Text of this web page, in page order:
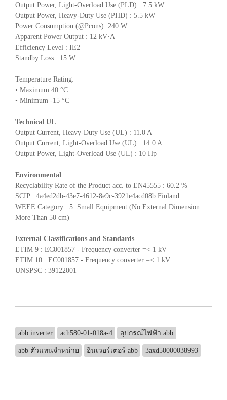
Output Power, Light-Overload Use (PLD) : 7.5 kW
Output Power, Heavy-Duty Use (PHD) : 5.5 kW
Power Consumption (@Pcons): 240 W
Apparent Power Output : 12 kV·A
Efficiency Level : IE2
Standby Loss : 15 W
Temperature Rating:
• Maximum 40 °C
• Minimum -15 °C
Technical UL
Output Current, Heavy-Duty Use (UL) : 11.0 A
Output Current, Light-Overload Use (UL) : 14.0 A
Output Power, Light-Overload Use (UL) : 10 Hp
Environmental
Recyclability Rate of the Product acc. to EN45555 : 60.2 %
SCIP : 4a4ed2db-43e7-4612-8e9c-3921e4acd08b Finland
WEEE Category : 5. Small Equipment (No External Dimension
More Than 50 cm)
External Classifications and Standards
ETIM 9 : EC001857 - Frequency converter =< 1 kV
ETIM 10 : EC001857 - Frequency converter =< 1 kV
UNSPSC : 39122001
abb inverter ach580-01-018a-4 อุปกรณ์ไฟฟ้า abb
abb ตัวแทนจำหน่าย อินเวอร์เตอร์ abb 3axd50000038993